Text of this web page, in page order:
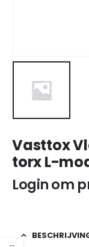
Vasttox
torx L-
Login om